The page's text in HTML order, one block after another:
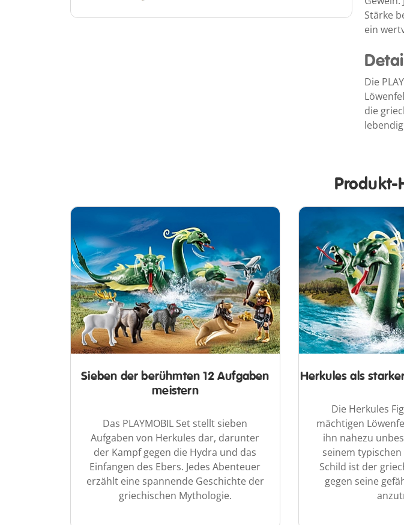
Stärke
ein
Die
die
Produkt-
Sieben der berühmten 12 Aufgaben
meistern
Das PLAYMOBIL Set stellt sieben
Aufgaben von Herkules dar, darunter
der Kampf gegen die Hydra und das
Einfangen des Ebers. Jedes Abenteuer
erzählt eine spannende Geschichte der
griechischen Mythologie.
Herkules als
Die Herkules
mächtigen
ihn nahezu
seinem
Schild ist der
gegen seine